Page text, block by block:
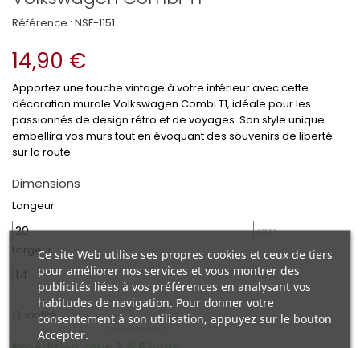
Ce site Web utilise ses propres cookies et ceux de tiers
pour améliorer nos services et vous montrer des
publicités liées à vos préférences en analysant vos
habitudes de navigation. Pour donner votre
consentement à son utilisation, appuyez sur le bouton
Accepter.
Référence : NSF-1151
14,90 €
Apportez une touche vintage à votre intérieur avec cette
décoration murale Volkswagen Combi T1, idéale pour les
passionnés de design rétro et de voyages. Son style unique
embellira vos murs tout en évoquant des souvenirs de liberté
sur la route.
Dimensions
Longeur
cm
Largeur
cm
Quantité : +
-